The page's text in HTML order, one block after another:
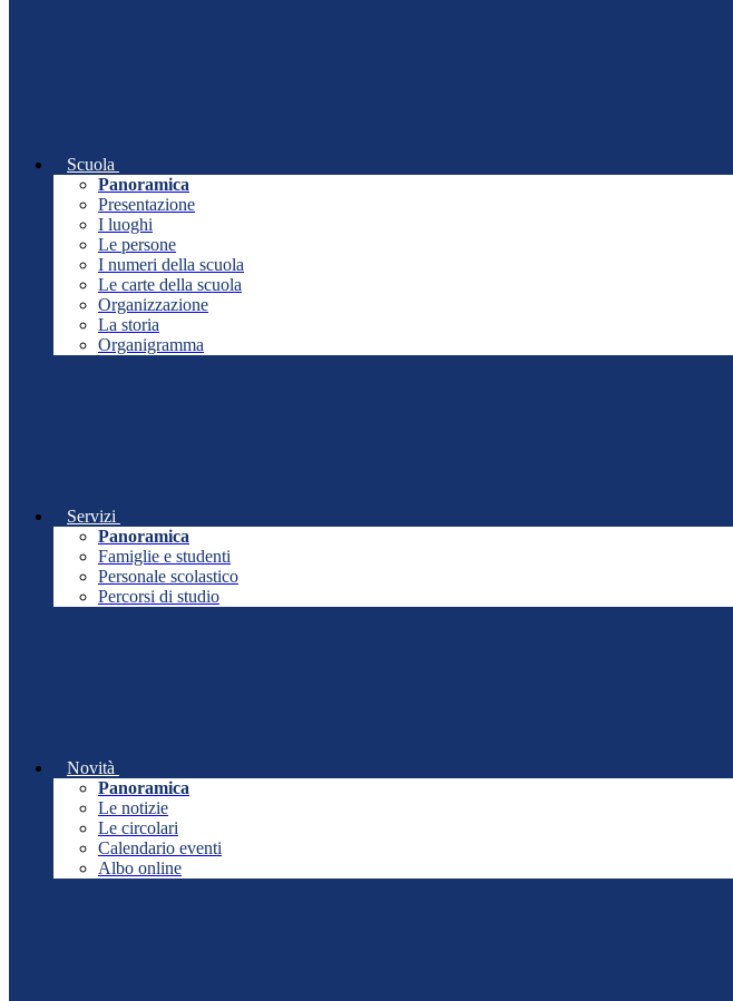
Scuola
Panoramica
Presentazione
I luoghi
Le persone
I numeri della scuola
Le carte della scuola
Organizzazione
La storia
Organigramma
Servizi
Panoramica
Famiglie e studenti
Personale scolastico
Percorsi di studio
Novità
Panoramica
Le notizie
Le circolari
Calendario eventi
Albo online